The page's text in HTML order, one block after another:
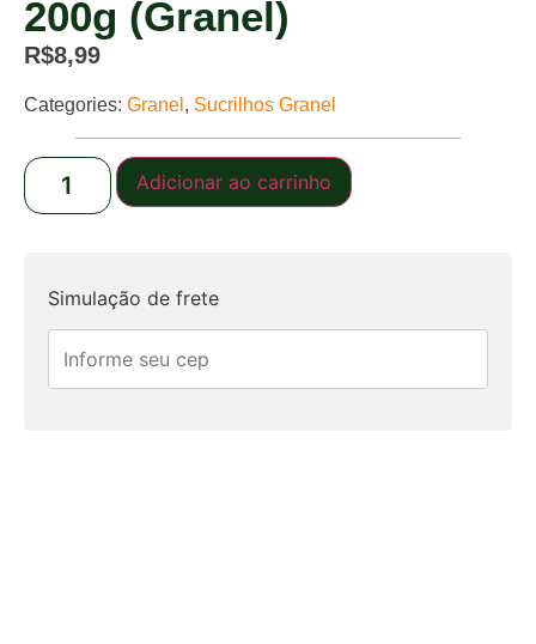
200g (Granel)
R$8,99
Categories: Granel , Sucrilhos Granel
Adicionar ao carrinho
Simulação de frete